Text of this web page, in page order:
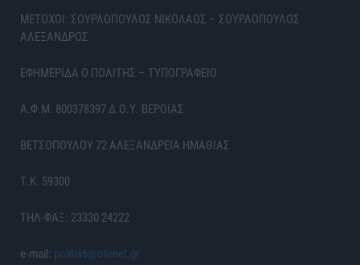
ΜΕΤΟΧΟΙ: ΣΟΥΡΛΟΠΟΥΛΟΣ ΝΙΚΟΛΑΟΣ – ΣΟΥΡΛΟΠΟΥΛΟΣ
ΑΛΕΞΑΝΔΡΟΣ
ΕΦΗΜΕΡΙΔΑ Ο ΠΟΛΙΤΗΣ – ΤΥΠΟΓΡΑΦΕΙΟ
Α.Φ.Μ. 800378397 Δ.Ο.Υ. ΒΕΡΟΙΑΣ
ΒΕΤΣΟΠΟΥΛΟΥ 72 ΑΛΕΞΑΝΔΡΕΙΑ ΗΜΑΘΙΑΣ
Τ.Κ. 59300
ΤΗΛ-ΦΑΞ: 23330 24222
e-mail: politis6@otenet.gr